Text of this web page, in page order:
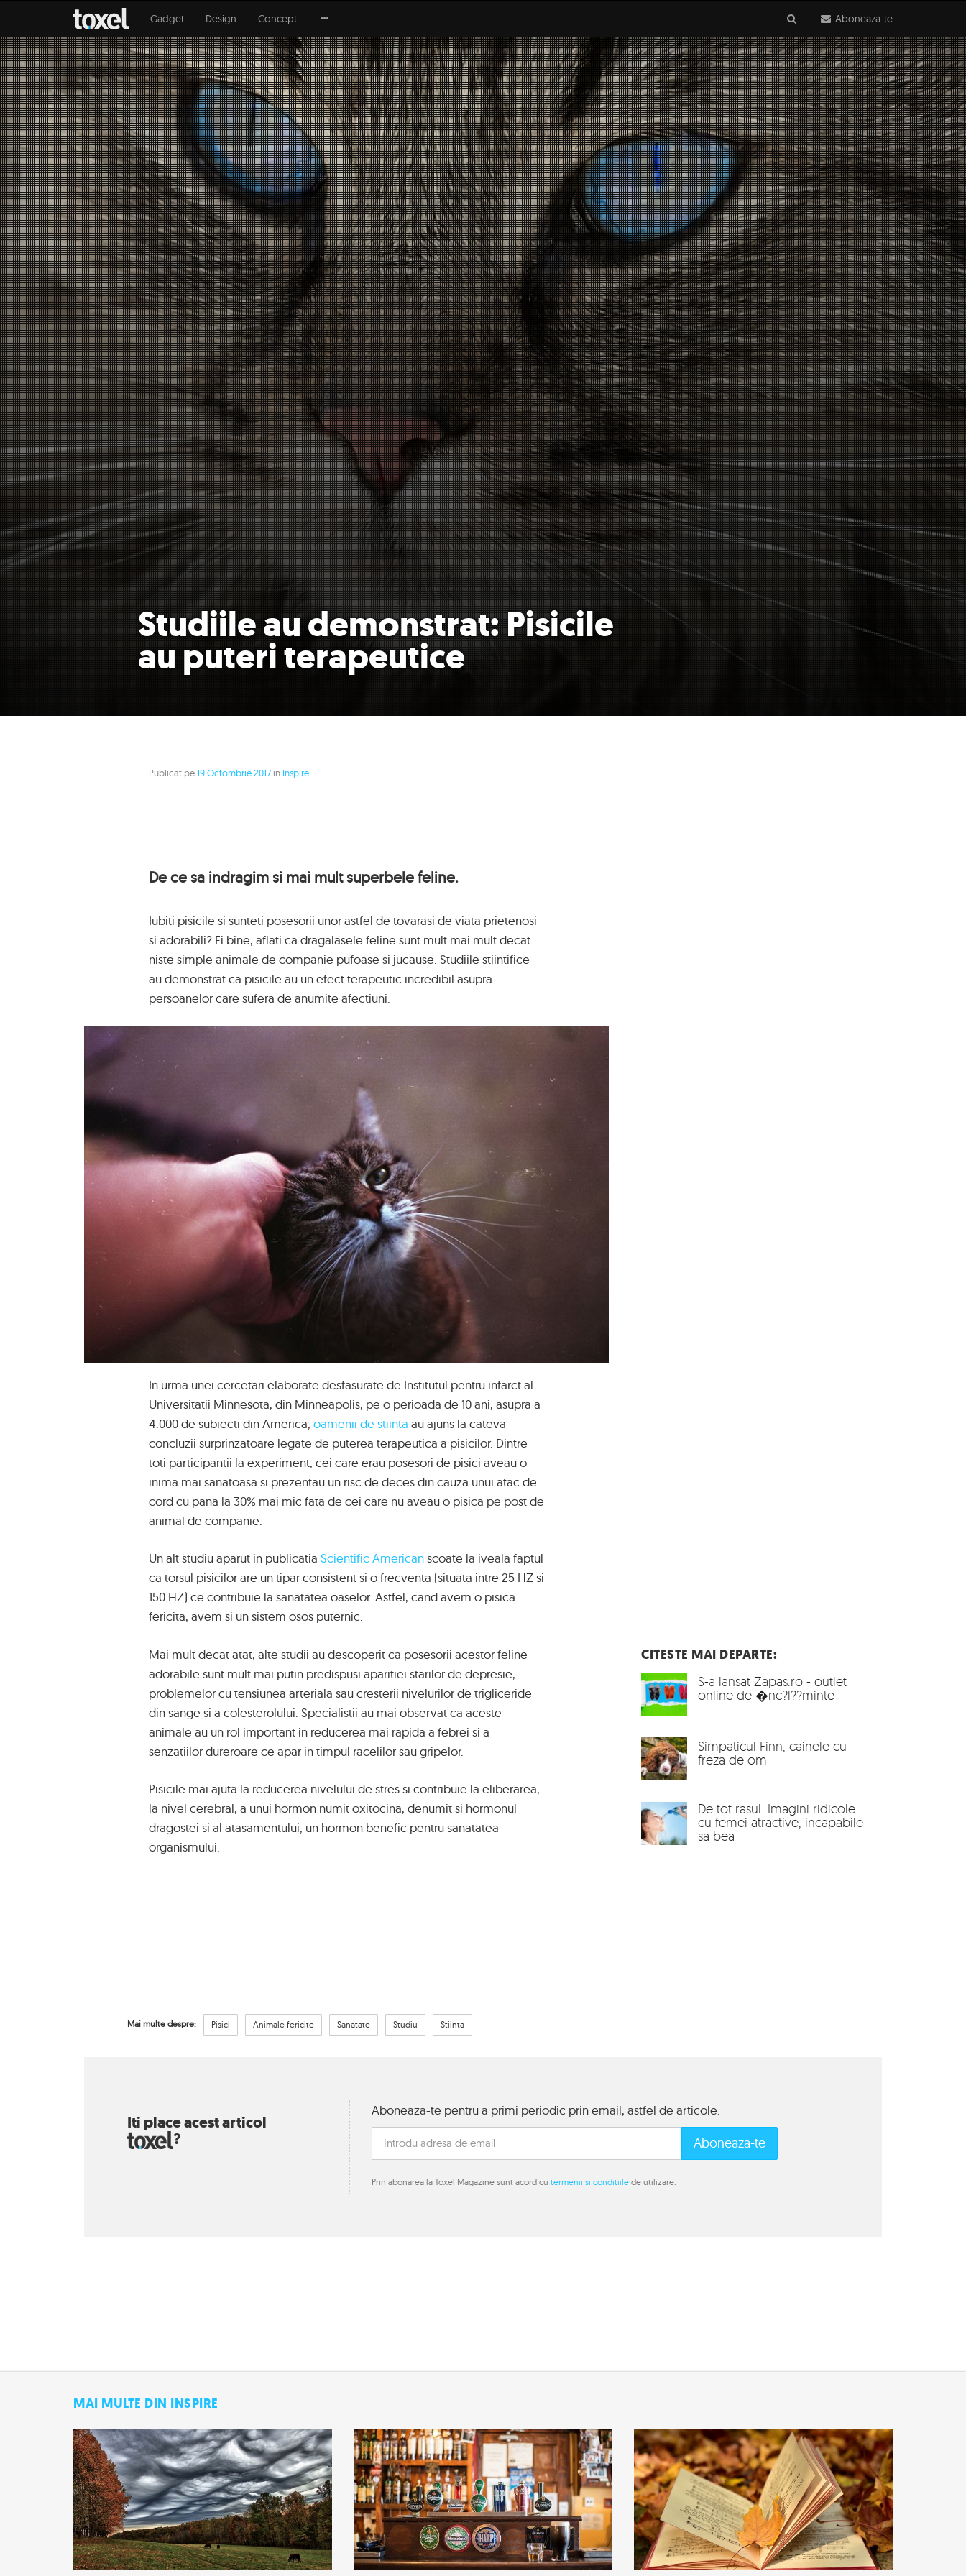
Aboneaza-te
Gadget Design Concept
Studiile au demonstrat: Pisicile
au puteri terapeutice
Publicat pe19 Octombrie 2017 in Inspire
De ce sa indragim si mai mult superbele feline.
Iubiti pisicile si sunteti posesorii unor astfel de tovarasi de viata prietenosi
si adorabili? Ei bine, aflati ca dragalasele feline sunt mult mai mult decat
niste simple animale de companie pufoase si jucause. Studiile stiintifice
au demonstrat ca pisicile au un efect terapeutic incredibil asupra
persoanelor care sufera de anumite afectiuni.
In urma unei cercetari elaborate desfasurate de Institutul pentru infarct al
Universitatii Minnesota, din Minneapolis, pe o perioada de 10 ani, asupra a
4.000 de subiecti din America, oamenii de stiinta au ajuns la cateva
concluzii surprinzatoare legate de puterea terapeutica a pisicilor. Dintre
toti participantii la experiment, cei care erau posesori de pisici aveau o
inima mai sanatoasa si prezentau un risc de deces din cauza unui atac de
cord cu pana la 30% mai mic fata de cei care nu aveau o pisica pe post de
animal de companie.
Un alt studiu aparut in publicatia Scientific Americanscoate la iveala faptul
ca torsul pisicilor are un tipar consistent si o frecventa (situata intre 25 HZ si
150 HZ) ce contribuie la sanatatea oaselor. Astfel, cand avem o pisica
fericita, avem si un sistem osos puternic.
Mai mult decat atat, alte studii au descoperit ca posesorii acestor feline
adorabile sunt mult mai putin predispusi aparitiei starilor de depresie,
problemelor cu tensiunea arteriala sau cresterii nivelurilor de trigliceride
din sange si a colesterolului. Specialistii au mai observat ca aceste
animale au un rol important in reducerea mai rapida a febrei si a
senzatiilor dureroare ce apar in timpul racelilor sau gripelor.
Pisicile mai ajuta la reducerea nivelului de stres si contribuie la eliberarea,
la nivel cerebral, a unui hormon numit oxitocina, denumit si hormonul
dragostei si al atasamentului, un hormon benefic pentru sanatatea
organismului.
CITESTE MAI DEPARTE:
S-a lansat Zapas.ro - outlet
online de �nc?l??minte
Simpaticul Finn, cainele cu
freza de om
De tot rasul: Imagini ridicole
cu femei atractive, incapabile
sa bea
Mai multe despre: Pisici Animale fericite Sanatate Studiu Stiinta
Iti place acest articol
?
Aboneaza-te pentru a primi periodic prin email, astfel de articole.
Aboneaza-te
Prin abonarea la Toxel Magazine sunt acord cu termenii si conditiile de utilizare.
MAI MULTE DIN INSPIRE